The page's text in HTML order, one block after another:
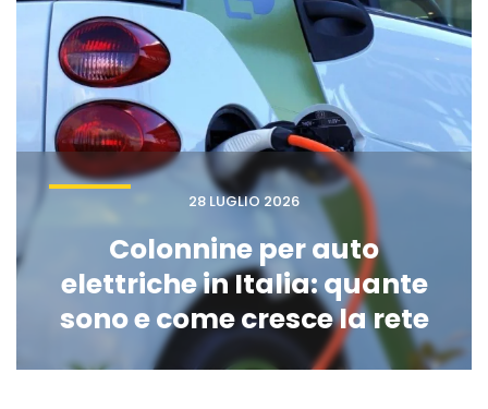
28 LUGLIO 2026
Colonnine per auto
elettriche in Italia: quante
sono e come cresce la rete